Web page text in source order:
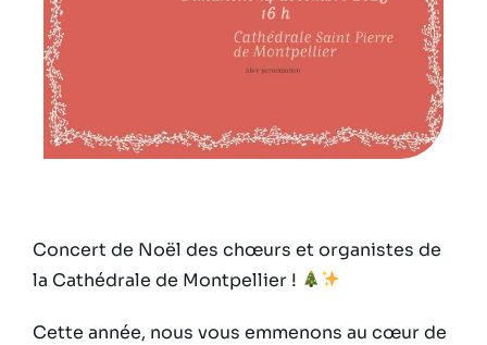
Concert de Noël des chœurs et organistes de
la Cathédrale de Montpellier !
Cette année, nous vous emmenons au cœur de